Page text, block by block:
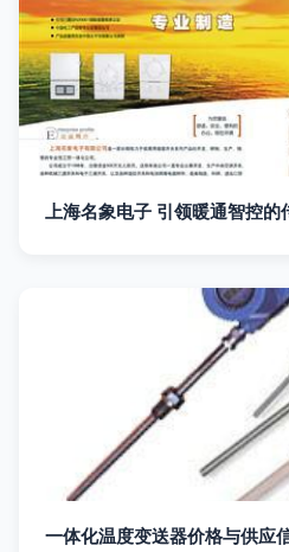
上海名象电子 引领暖通智控的
一体化温度变送器价格与供应